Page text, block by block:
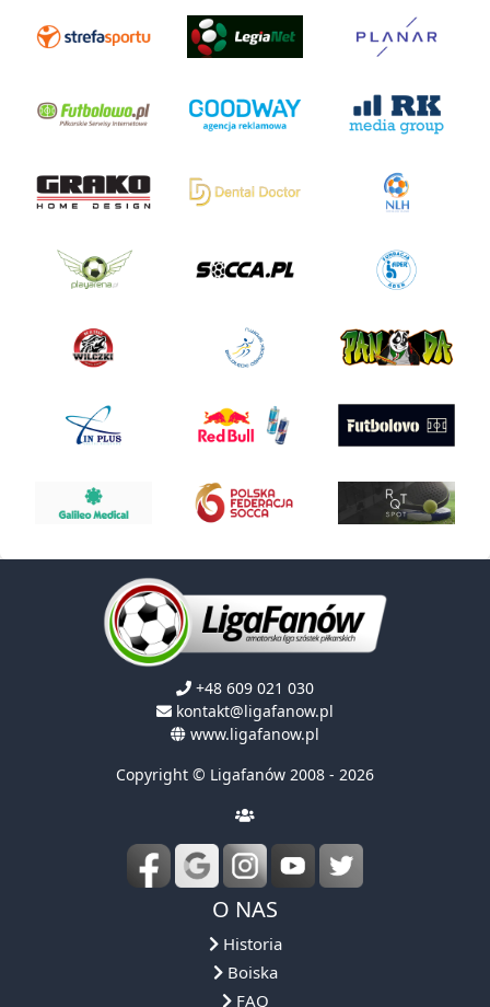
+48 609 021 030
kontakt@ligafanow.pl
www.ligafanow.pl
Copyright © Ligafanów 2008 - 2026
O NAS
Boiska